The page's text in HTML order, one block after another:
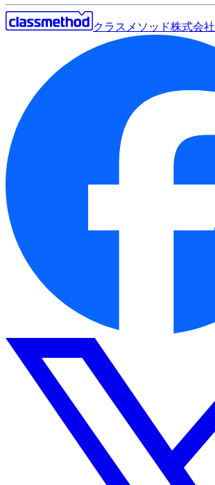
クラスメソッド株式会社